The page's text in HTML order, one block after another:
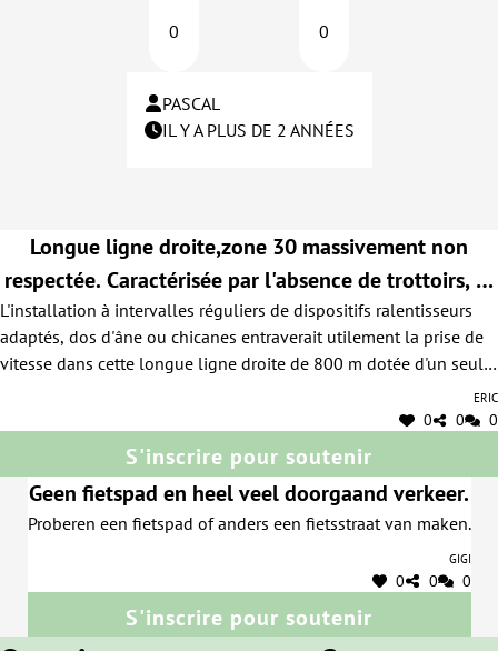
0 0
PASCAL
IL Y A PLUS DE 2 ANNÉES
Longue ligne droite,zone 30 massivement non
respectée. Caractérisée par l'absence de trottoirs, la
vitesse excessive met en danger tout usager faible
L'installation à intervalles réguliers de dispositifs ralentisseurs
adaptés, dos d'âne ou chicanes entraverait utilement la prise de
vitesse dans cette longue ligne droite de 800 m dotée d'un seul
léger tournant à mi parcours. Outre la sécurisation des usagers,
ces aménagements atténueraient en outre les nuisances sonores
auxquelles les riverains sont directement exposés vu le nombre
d'habitations collées à une voirie qui plus est au revêtement
bruyant (béton aux nombreuses "rustines"
Eric
0 0 0
S'inscrire pour soutenir
Geen fietspad en heel veel doorgaand verkeer.
Proberen een fietspad of anders een fietsstraat van maken.
Gigi
0 0 0
S'inscrire pour soutenir